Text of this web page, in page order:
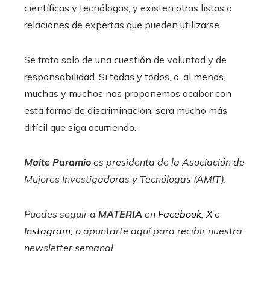
científicas y tecnólogas, y existen otras listas o
relaciones de expertas que pueden utilizarse.
Se trata solo de una cuestión de voluntad y de
responsabilidad. Si todas y todos, o, al menos,
muchas y muchos nos proponemos acabar con
esta forma de discriminación, será mucho más
difícil que siga ocurriendo.
Maite Paramio es presidenta de la Asociación de
Mujeres Investigadoras y Tecnólogas (AMIT).
Puedes seguir a MATERIA en Facebook,Xe
Instagram, o apuntarte aquí para recibirnuestra
newsletter semanal.